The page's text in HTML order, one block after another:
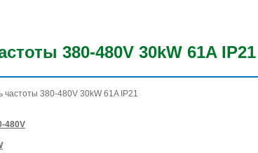
380-480V 30kW 61A IP21
частоты 380-480V 30kW 61A IP21
480V